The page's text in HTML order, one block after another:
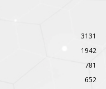
3131
1942
781
652